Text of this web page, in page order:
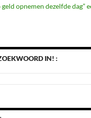
geld opnemen dezelfde
IN! :